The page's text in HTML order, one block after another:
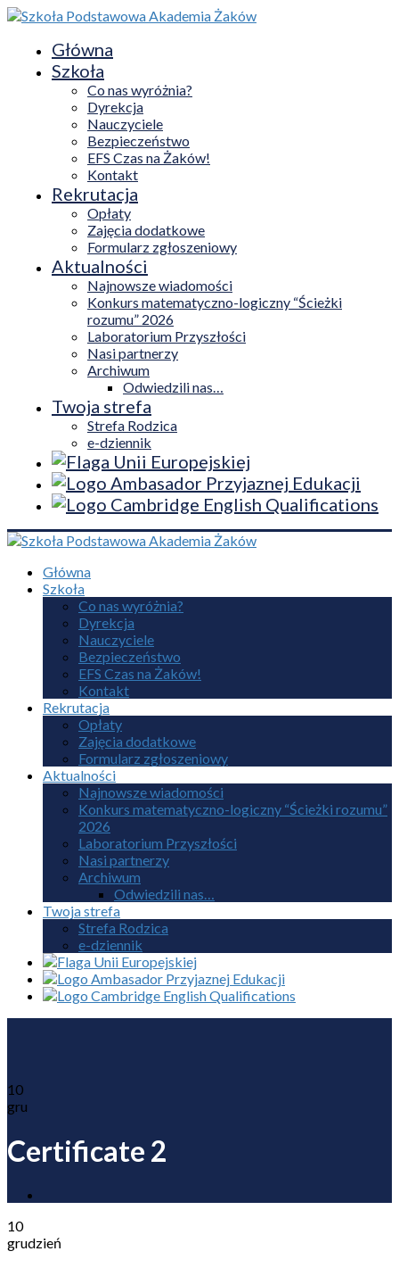
Główna
Szkoła
Co nas wyróżnia?
Dyrekcja
Nauczyciele
Bezpieczeństwo
EFS Czas na Żaków!
Kontakt
Rekrutacja
Opłaty
Zajęcia dodatkowe
Formularz zgłoszeniowy
Aktualności
Najnowsze wiadomości
Konkurs matematyczno-logiczny “Ścieżki
rozumu” 2026
Laboratorium Przyszłości
Nasi partnerzy
Archiwum
Odwiedzili nas…
Twoja strefa
Strefa Rodzica
e-dziennik
Główna
Szkoła
Co nas wyróżnia?
Dyrekcja
Nauczyciele
Bezpieczeństwo
EFS Czas na Żaków!
Kontakt
Rekrutacja
Opłaty
Zajęcia dodatkowe
Formularz zgłoszeniowy
Aktualności
Najnowsze wiadomości
Konkurs matematyczno-logiczny “Ścieżki rozumu”
2026
Laboratorium Przyszłości
Nasi partnerzy
Archiwum
Odwiedzili nas…
Twoja strefa
Strefa Rodzica
e-dziennik
10
gru
Certificate 2
10
grudzień